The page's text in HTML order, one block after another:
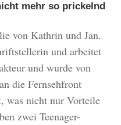
mehr so prickelnd
von Kathrin und Jan.
und arbeitet
und wurde von
die Fernsehfront
was nicht nur Vorteile
zwei Teenager-